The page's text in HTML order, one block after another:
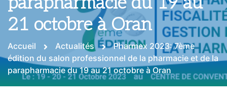
21 octobre à Oran
Accueil Actualités
Pharmex 2023: 7ème
édition du salon professionnel de la pharmacie et de la
parapharmacie du 19 au 21 octobre à Oran